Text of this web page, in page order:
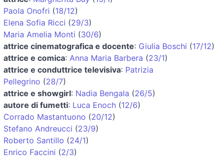
Paola Onofri (18/12)
Elena Sofia Ricci (29/3)
Maria Amelia Monti (30/6)
attrice cinematografica e docente: Giulia Boschi (17/12)
attrice e comica: Anna Maria Barbera (23/1)
attrice e conduttrice televisiva: Patrizia
Pellegrino (28/7)
attrice e showgirl: Nadia Bengala (26/5)
autore di fumetti: Luca Enoch (12/6)
Corrado Mastantuono (20/12)
Stefano Andreucci (23/9)
Roberto Santillo (24/1)
Enrico Faccini (2/3)